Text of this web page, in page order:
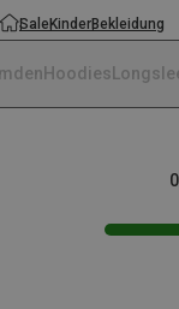
SaleKinderBekleidung
Hoodies